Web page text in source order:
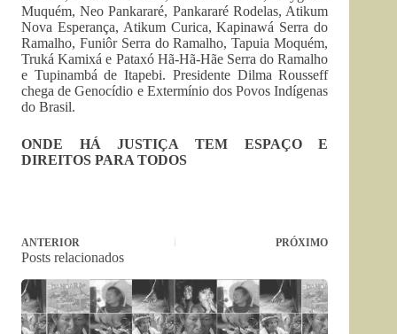
Muquém, Neo Pankararé, Pankararé Rodelas, Atikum
Nova Esperança, Atikum Curica, Kapinawá Serra do
Ramalho, Funiôr Serra do Ramalho, Tapuia Moquém,
Truká Kamixá e Pataxó Hã-Hã-Hãe Serra do Ramalho
e Tupinambá de Itapebi. Presidente Dilma Rousseff
chega de Genocídio e Extermínio dos Povos Indígenas
do Brasil.
ONDE HÁ JUSTIÇA TEM ESPAÇO E
DIREITOS PARA TODOS
ANTERIOR PRÓXIMO
Posts relacionados